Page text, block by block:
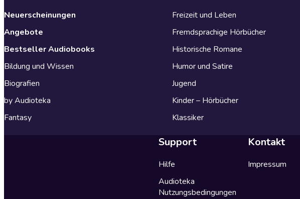
Neuerscheinungen
Angebote
Bestseller Audiobooks
Bildung und Wissen
Biografien
by Audioteka
Fantasy
Freizeit und Leben
Fremdsprachige Hörbücher
Historische Romane
Humor und Satire
Jugend
Kinder – Hörbücher
Klassiker
Support
Hilfe
Audioteka
Nutzungsbedingungen
Kontakt
Impressum